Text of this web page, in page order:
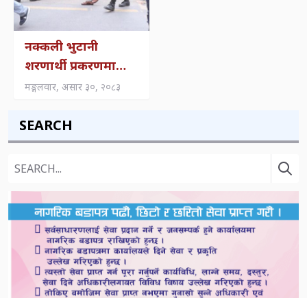
नक्कली भुटानी
शरणार्थी प्रकरणमा
फैसला: खाणलाई २
वर्ष कैद
मङ्गलवार, असार ३०, २०८३
SEARCH